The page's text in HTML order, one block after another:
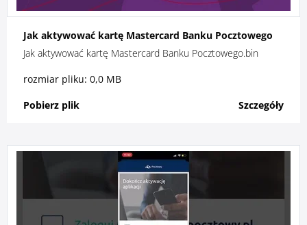
Jak aktywować kartę Mastercard Banku Pocztowego
Jak aktywować kartę Mastercard Banku Pocztowego.bin
rozmiar pliku: 0,0 MB
Pobierz plik
Szczegóły